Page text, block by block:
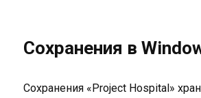
Сохранения в
Сохранения «Project Hospital»